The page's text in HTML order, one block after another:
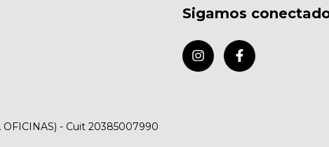
- Cuit 20385007990
Sigamos